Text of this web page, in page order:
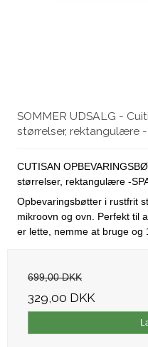
SOMMER UDSALG -
størrelser, rektangulære -
CUTISAN
størrelser, rektangulære -
Opbevaringsbøtter i rustfrit
mikroovn og ovn. Perfekt til
er lette, nemme at bruge og
699,00 DKK
329,00 DKK